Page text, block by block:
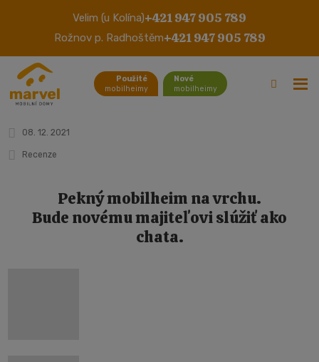
Velim (u Kolína)+421 947 905 789
Rožnov p. Radhoštěm+421 947 905 789
Použité
mobilheimy
Nové
mobilheimy
Mobilný dom Willerby Salisbury
(Ústí nad Labem)
08. 12. 2021
Recenze
Pekný mobilheim na vrchu.
Bude novému majiteľovi slúžiť ako
chata.